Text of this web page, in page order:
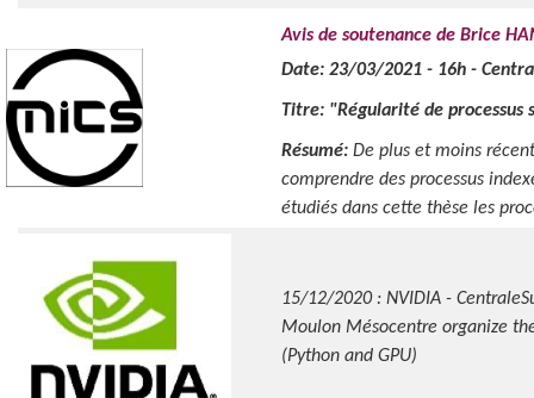
Avis de soutenance de Brice
Date: 23/03/2021 - 16h -
Titre: "Régularité de processus
Résumé: De plus et moins
comprendre des processus
étudiés dans cette thèse les
15/12/2020 : NVIDIA -
Moulon Mésocentre organize
(Python and GPU)